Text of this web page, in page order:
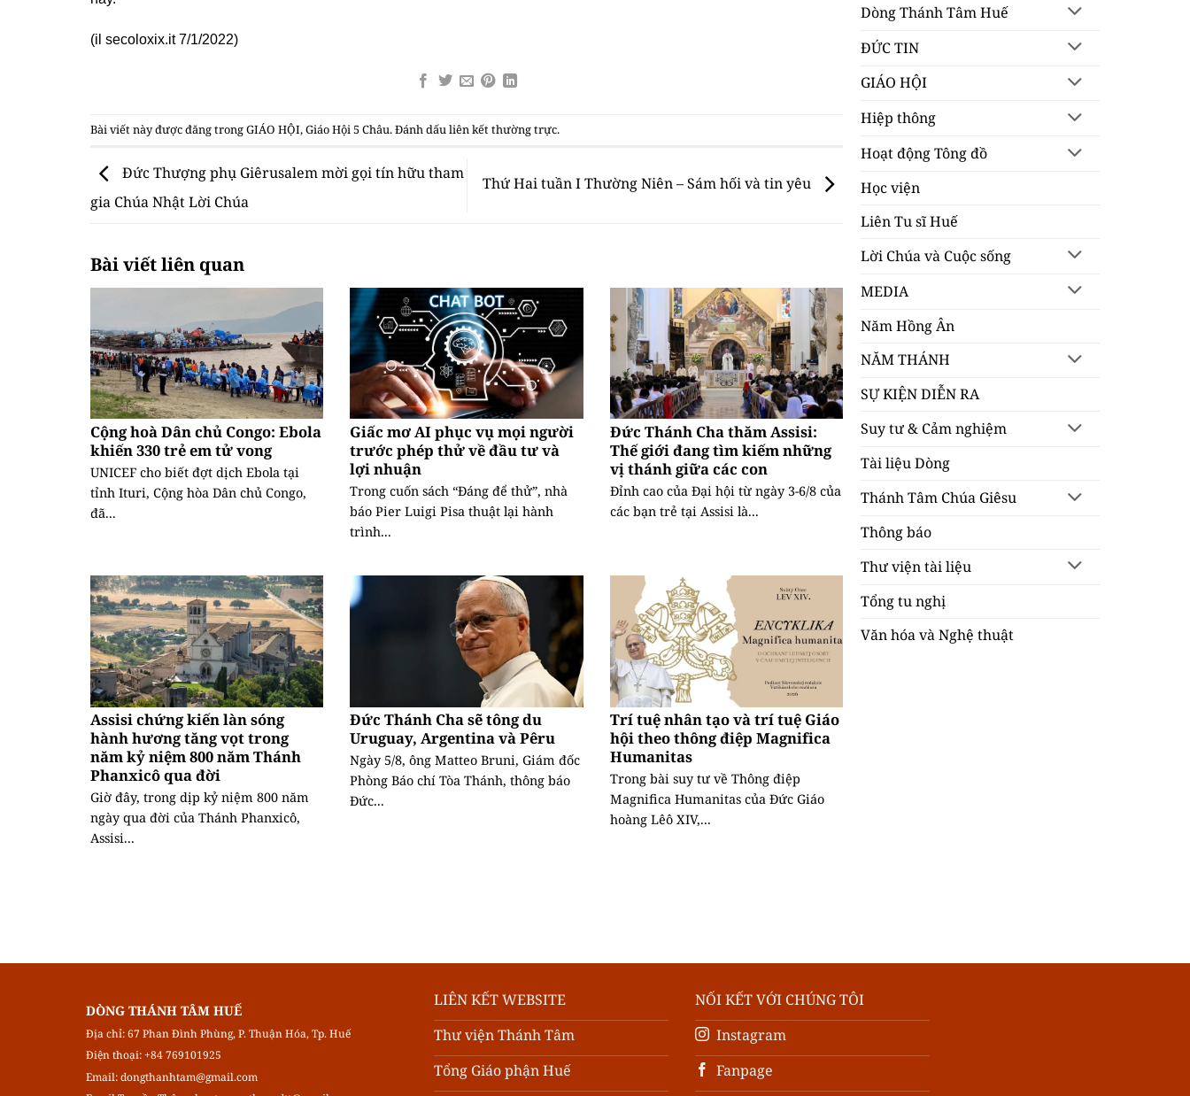
(il secoloxix.it 7/1/2022)
Bài viết này được đăng trongGIÁO HỘI,Giáo Hội 5 Châu. Đánh dấuliên kết thường trực.
Đức Thượng phụ Giêrusalem mời gọi tín hữu tham
gia Chúa Nhật Lời Chúa
Thứ Hai tuần I Thường Niên – Sám hối và tin yêu
Bài viết liên quan
Cộng hoà Dân chủ Congo: Ebola
khiến 330 trẻ em tử vong
UNICEF cho biết đợt dịch Ebola tại
tỉnh Ituri, Cộng hòa Dân chủ Congo,
đã...
Giấc mơ AI phục vụ mọi người
trước phép thử về đầu tư và
lợi nhuận
Trong cuốn sách “Đáng để thử”, nhà
báo Pier Luigi Pisa thuật lại hành
trình...
Đức Thánh Cha thăm Assisi:
Thế giới đang tìm kiếm những
vị thánh giữa các con
Đỉnh cao của Đại hội từ ngày 3-6/8 của
các bạn trẻ tại Assisi là...
Assisi chứng kiến làn sóng
hành hương tăng vọt trong
năm kỷ niệm 800 năm Thánh
Phanxicô qua đời
Giờ đây, trong dịp kỷ niệm 800 năm
ngày qua đời của Thánh Phanxicô,
Assisi...
Đức Thánh Cha sẽ tông du
Uruguay, Argentina và Pêru
Ngày 5/8, ông Matteo Bruni, Giám đốc
Phòng Báo chí Tòa Thánh, thông báo
Đức...
Trí tuệ nhân tạo và trí tuệ Giáo
hội theo thông điệp Magnifica
Humanitas
Trong bài suy tư về Thông điệp
Magnifica Humanitas của Đức Giáo
hoàng Lêô XIV,...
Dòng Thánh Tâm Huế
ĐỨC TIN
GIÁO HỘI
Hiệp thông
Hoạt động Tông đồ
Học viện
Liên Tu sĩ Huế
Lời Chúa và Cuộc sống
MEDIA
Năm Hồng Ân
NĂM THÁNH
SỰ KIỆN DIỄN RA
Suy tư & Cảm nghiệm
Tài liệu Dòng
Thánh Tâm Chúa Giêsu
Thông báo
Thư viện tài liệu
Tổng tu nghị
Văn hóa và Nghệ thuật
DÒNG THÁNH TÂM HUẾ
Địa chỉ: 67 Phan Đình Phùng, P. Thuận Hóa, Tp. Huế
Điện thoại: +84 769101925
Email:dongthanhtam@gmail.com
LIÊN KẾT WEBSITE
Thư viện Thánh Tâm
Tổng Giáo phận Huế
NỐI KẾT VỚI CHÚNG TÔI
Instagram
Fanpage